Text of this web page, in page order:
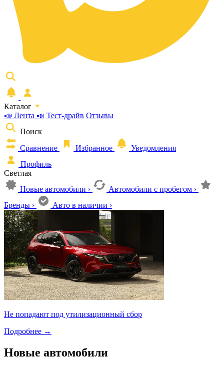
Каталог
📣 Лента 📣 Тест-драйв Отзывы
Поиск
Сравнение
Избранное
Уведомления
Профиль
Светлая
Новые автомобили › Автомобили с пробегом ›
Бренды › Авто в наличии ›
Не попадают под утилизационный сбор
Подробнее →
Новые автомобили